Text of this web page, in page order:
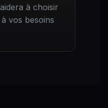
à choisir
vos besoins